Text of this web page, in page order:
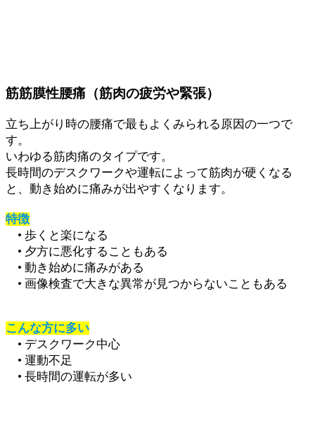
筋筋膜性腰痛（筋肉の疲労や緊張）
立ち上がり時の腰痛で最もよくみられる原因の一つで
す。
いわゆる筋肉痛のタイプです。
長時間のデスクワークや運転によって筋肉が硬くなる
と、動き始めに痛みが出やすくなります。
特徴
• 歩くと楽になる
• 夕方に悪化することもある
• 動き始めに痛みがある
• 画像検査で大きな異常が見つからないこともある
こんな方に多い
• デスクワーク中心
• 運動不足
• 長時間の運転が多い